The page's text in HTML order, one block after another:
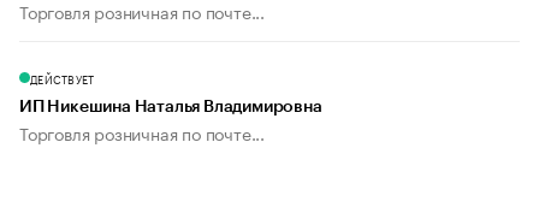
Торговля розничная по почте...
ДЕЙСТВУЕТ
ИП Никешина Наталья Владимировна
Торговля розничная по почте...